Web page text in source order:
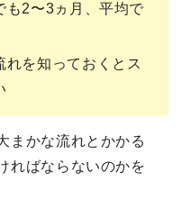
も2〜3ヵ月、平均で
れを知っておくとス
まかな流れとかかる
ればならないのかを